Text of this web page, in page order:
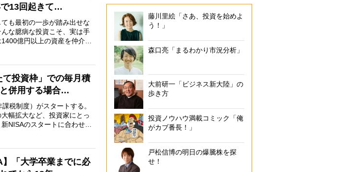
13回起きて…
も最初の一歩が踏み出せな
な臆病な投資こそ、実は手
億円以上の資産を仲介で
て投資枠」での毎月積
併用する場合…
税制度）がスタートする。
幅拡大など、投資家にとっ
NISAのスタートに合わせ
】「大学卒業までに必
藤川里絵「さあ、投資を始めよ
う！」
森口亮「まるわかり市況分析」
大前研一「ビジネス新大陸」の
歩き方
投資ノウハウ満載コミック「俺
がカブ番長！」
戸松信博の明日の爆騰株を探
せ！